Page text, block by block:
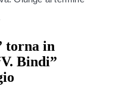
torna in
Bindi”